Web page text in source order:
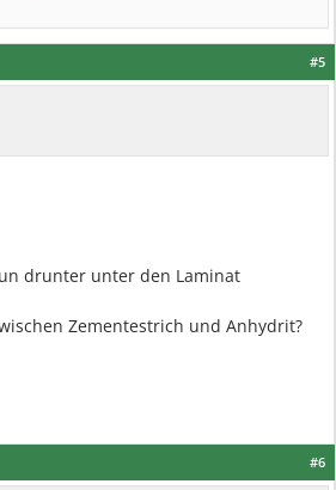
#5
drunter unter den Laminat
Zementestrich und Anhydrit?
#6